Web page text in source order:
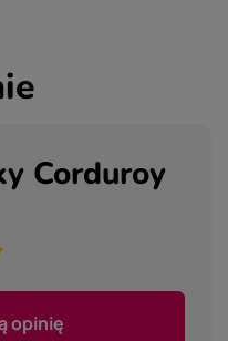
Corduroy
opinię